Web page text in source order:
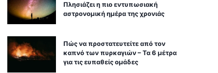
Πλησιάζει η πιο εντυπωσιακή
αστρονομική ημέρα της χρονιάς
Πώς να προστατευτείτε από τον
καπνό των πυρκαγιών – Τα 6 μέτρα
για τις ευπαθείς ομάδες